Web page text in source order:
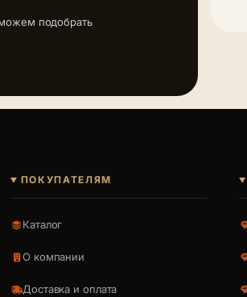
подобрать
ПОКУПАТЕЛЯМ
Каталог
О компании
Доставка и оплата